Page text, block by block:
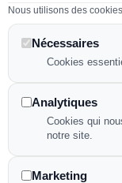
Plan de site
Nos confections
Mentions
Politique de
NOUS
Nous utilisons des
Nécessaires
Cookies
Analytiques
Cookies qui
notre site.
Marketing